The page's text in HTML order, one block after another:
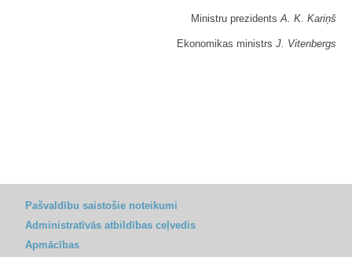
Ministru prezidents A. K. Kariņš
Ekonomikas ministrs J. Vitenbergs
Pašvaldību saistošie noteikumi
Administratīvās atbildības ceļvedis
Apmācības